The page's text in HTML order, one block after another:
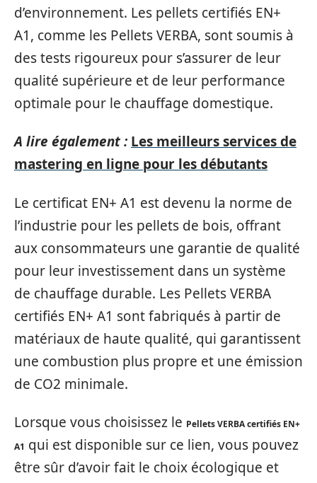
d’environnement. Les pellets certifiés EN+
A1, comme les Pellets VERBA, sont soumis à
des tests rigoureux pour s’assurer de leur
qualité supérieure et de leur performance
optimale pour le chauffage domestique.
A lire également : Les meilleurs services de
mastering en ligne pour les débutants
Le certificat EN+ A1 est devenu la norme de
l’industrie pour les pellets de bois, offrant
aux consommateurs une garantie de qualité
pour leur investissement dans un système
de chauffage durable. Les Pellets VERBA
certifiés EN+ A1 sont fabriqués à partir de
matériaux de haute qualité, qui garantissent
une combustion plus propre et une émission
de CO2 minimale.
Lorsque vous choisissez le Pellets VERBA certifiés EN+
A1 qui est disponible sur ce lien, vous pouvez
être sûr d’avoir fait le choix écologique et